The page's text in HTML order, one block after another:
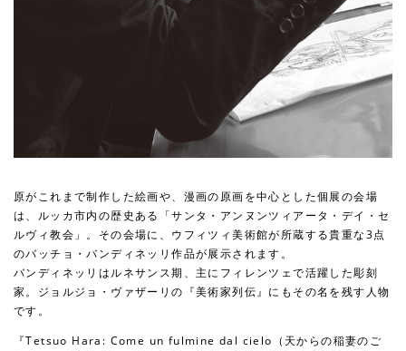
原がこれまで制作した絵画や、漫画の原画を中心とした個展の会場
は、ルッカ市内の歴史ある「サンタ・アンヌンツィアータ・デイ・セ
ルヴィ教会」。その会場に、ウフィツィ美術館が所蔵する貴重な3点
のバッチョ・バンディネッリ作品が展示されます。
バンディネッリはルネサンス期、主にフィレンツェで活躍した彫刻
家。ジョルジョ・ヴァザーリの『美術家列伝』にもその名を残す人物
です。
『Tetsuo Hara: Come un fulmine dal cielo（天からの稲妻のご